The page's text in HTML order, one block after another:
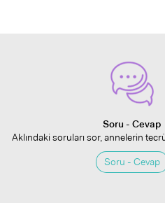
Soru - Cevap
Aklındaki soruları sor, annelerin
Soru - Cevap